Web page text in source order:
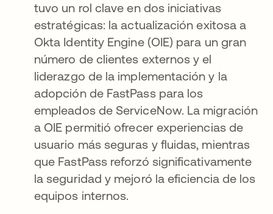
tuvo un rol clave en dos iniciativas
estratégicas: la actualización exitosa a
Okta Identity Engine (OIE) para un gran
número de clientes externos y el
liderazgo de la implementación y la
adopción de FastPass para los
empleados de ServiceNow. La migración
a OIE permitió ofrecer experiencias de
usuario más seguras y fluidas, mientras
que FastPass reforzó significativamente
la seguridad y mejoró la eficiencia de los
equipos internos.